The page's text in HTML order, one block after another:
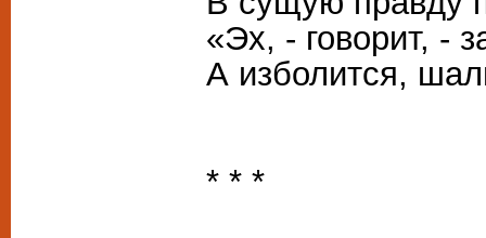
«Эх, - говорит, -
А изболится,
* * *